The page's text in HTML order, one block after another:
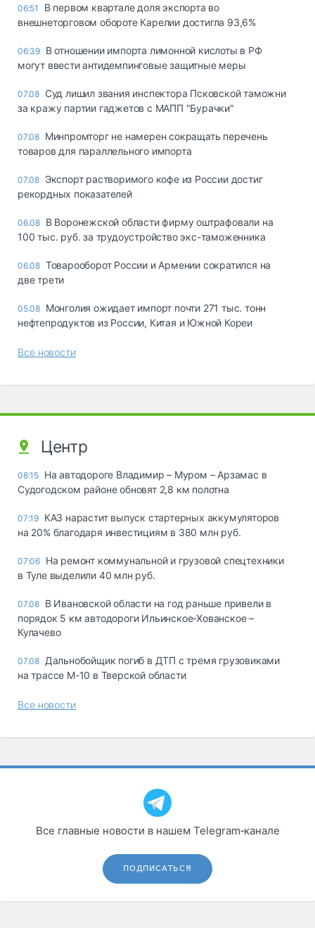
06:51
В первом квартале доля экспорта во
внешнеторговом обороте Карелии достигла 93,6%
06:39 В отношении импорта лимонной кислоты в РФ
могут ввести антидемпинговые защитные меры
07.08 Суд лишил звания инспектора Псковской таможни
за кражу партии гаджетов с МАПП "Бурачки"
07.08 Минпромторг не намерен сокращать перечень
товаров для параллельного импорта
07.08 Экспорт растворимого кофе из России достиг
рекордных показателей
06.08 В Воронежской области фирму оштрафовали на
100 тыс. руб. за трудоустройство экс-таможенника
06.08 Товарооборот России и Армении сократился на
две трети
05.08 Монголия ожидает импорт почти 271 тыс. тонн
нефтепродуктов из России, Китая и Южной Кореи
Все новости
Центр
08:15 На автодороге Владимир – Муром – Арзамас в
Судогодском районе обновят 2,8 км полотна
07:19 КАЗ нарастит выпуск стартерных аккумуляторов
на 20% благодаря инвестициям в 380 млн руб.
07:06 На ремонт коммунальной и грузовой спецтехники
в Туле выделили 40 млн руб.
07.08 В Ивановской области на год раньше привели в
порядок 5 км автодороги Ильинское-Хованское –
Кулачево
07.08 Дальнобойщик погиб в ДТП с тремя грузовиками
на трассе М-10 в Тверской области
Все новости
Все главные новости в нашем Telegram‑канале
ПОДПИСАТЬСЯ